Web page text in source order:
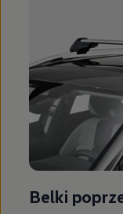
Belki